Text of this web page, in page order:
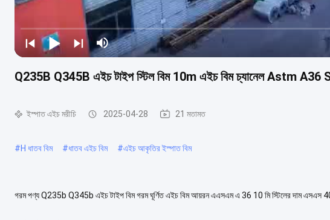
Q235B Q345B এইচ টাইপ স্টিল বিম 10m এইচ বিম চ্যানেল Astm A36
ইস্পাত এইচ মরীচি 2025-04-28 21 মতামত
#H ধাতব বিম #ধাতব এইচ বিম #এইচ আকৃতির ইস্পাত বিম
গরম পণ্য Q235b Q345b এইচ টাইপ বিম গরম ঘূর্ণিত এইচ বিম আয়রন এএসএম এ 36 10 মি স্টিলের দাম এসএস 400